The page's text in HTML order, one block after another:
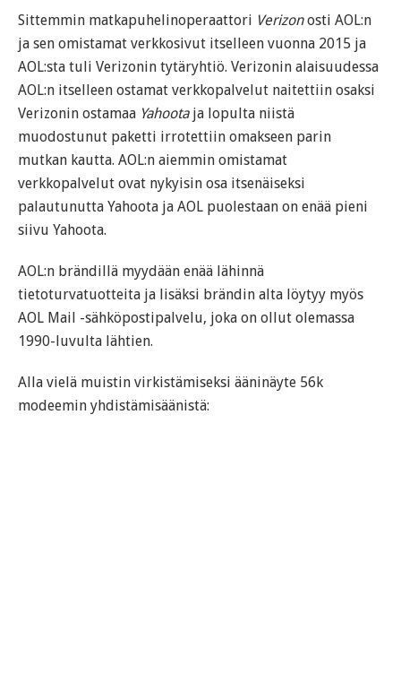
Sittemmin matkapuhelinoperaattori Verizonosti AOL:n
ja sen omistamat verkkosivut itselleen vuonna 2015 ja
AOL:sta tuli Verizonin tytäryhtiö. Verizonin alaisuudessa
AOL:n itselleen ostamat verkkopalvelut naitettiin osaksi
Verizonin ostamaa Yahootaja lopulta niistä
muodostunut paketti irrotettiin omakseen parin
mutkan kautta. AOL:n aiemmin omistamat
verkkopalvelut ovat nykyisin osa itsenäiseksi
palautunutta Yahoota ja AOL puolestaan on enää pieni
siivu Yahoota.
AOL:n brändillä myydään enää lähinnä
tietoturvatuotteita ja lisäksi brändin alta löytyy myös
AOL Mail -sähköpostipalvelu, joka on ollut olemassa
1990-luvulta lähtien.
Alla vielä muistin virkistämiseksi ääninäyte 56k
modeemin yhdistämisäänistä: